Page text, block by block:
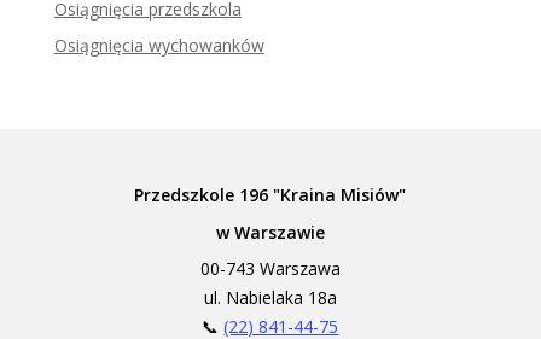
Osiągnięcia przedszkola
Osiągnięcia wychowanków
Przedszkole 196 "Kraina Misiów"
w Warszawie
00-743 Warszawa
ul. Nabielaka 18a
📞(22) 841-44-75